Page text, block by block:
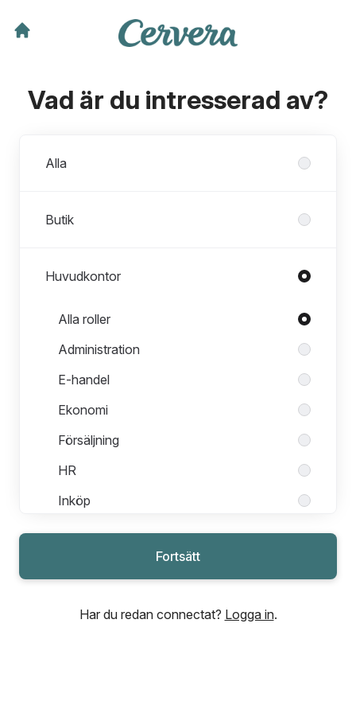
Vad är du intresserad av?
Alla
Butik
Huvudkontor
Roller i Huvudkontor
Alla roller
Administration
E-handel
Ekonomi
Försäljning
HR
Inköp
IT
Supply
Fortsätt
Har du redan connectat? Logga in.